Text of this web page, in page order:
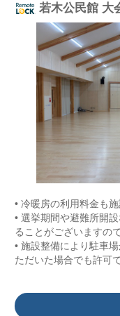
若木公民館 大
• 冷暖房の利用料金も
• 選挙期間や避難所開
ることがございますの
• 施設整備により駐車
ただいた場合でも許可